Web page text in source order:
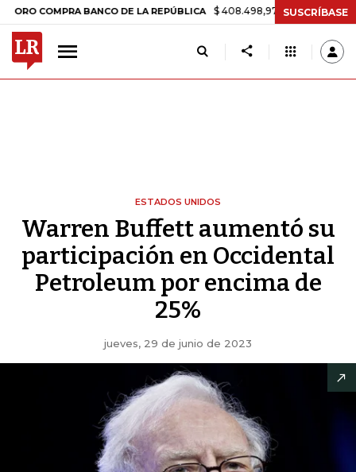
BANCO DE LA REPÚBLICA $ 408.498,97 +$ 8.753,81 +2,19%
SUSCRÍBASE
ESTADOS UNIDOS
Warren Buffett aumentó su
participación en Occidental
Petroleum por encima de
25%
jueves, 29 de junio de 2023